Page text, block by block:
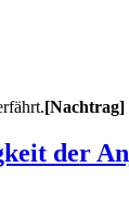
[Nachtrag]
der